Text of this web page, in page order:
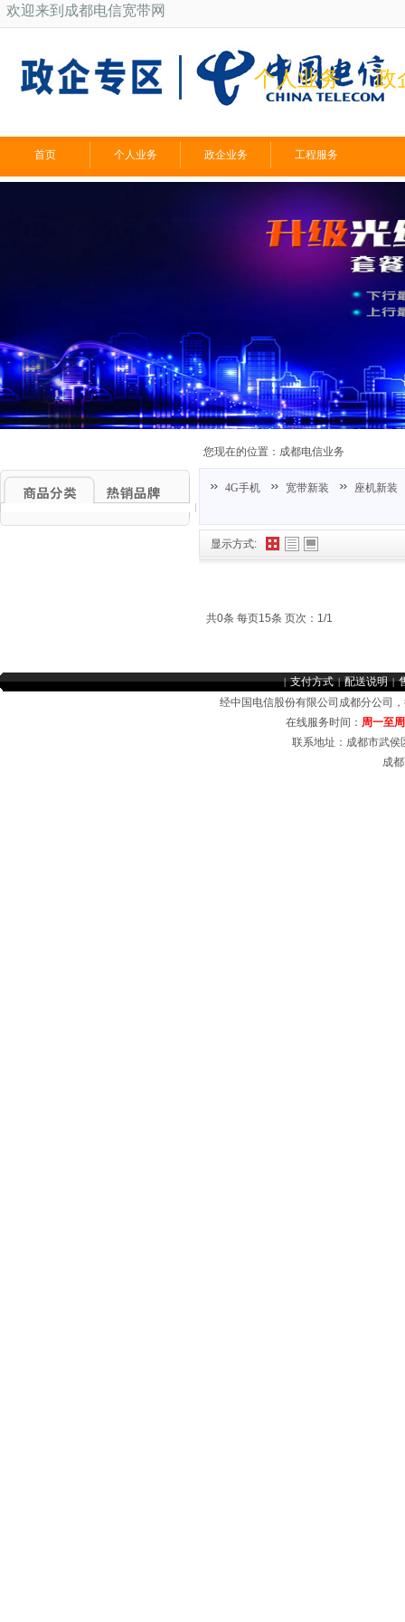
欢迎来到成都电信宽带网
首页 个人业务 政企业务 工程服务
个人业务 政
显示方式:
共0条 每页15条 页次：1/1
您现在的位置： 成都电信业务
4G手机 宽带新装 座机新装
经中国电信股份有限公司成都分公
在线服务时间： 周一至
联系地址：成都市武
成
|支付方式 |配送说明 |